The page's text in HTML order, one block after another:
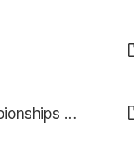
[3일차 대진표] / [Day-3 Draw Sheet]_Chuncheon 2026 World Taekwondo World Cup Team Championships Series